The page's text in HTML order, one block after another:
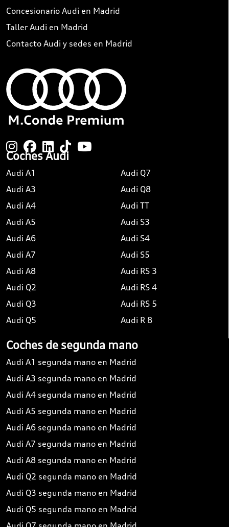
Concesionario Audi en Madrid
Taller Audi en Madrid
Contacto Audi y sedes en Madrid
Coches Audi
Audi A1
Audi A3
Audi A4
Audi A5
Audi A6
Audi A7
Audi A8
Audi Q2
Audi Q3
Audi Q5
Audi Q7
Audi Q8
Audi TT
Audi S3
Audi S4
Audi S5
Audi RS 3
Audi RS 4
Audi RS 5
Audi R 8
Coches de segunda mano
Audi A1 segunda mano en Madrid
Audi A3 segunda mano en Madrid
Audi A4 segunda mano en Madrid
Audi A5 segunda mano en Madrid
Audi A6 segunda mano en Madrid
Audi A7 segunda mano en Madrid
Audi A8 segunda mano en Madrid
Audi Q2 segunda mano en Madrid
Audi Q3 segunda mano en Madrid
Audi Q5 segunda mano en Madrid